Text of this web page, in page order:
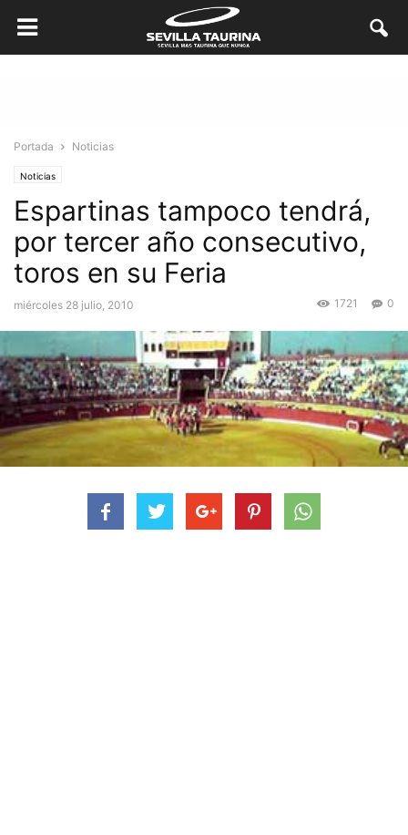
Portada Noticias
Noticias
Espartinas tampoco tendrá,
por tercer año consecutivo,
toros en su Feria
miércoles 28 julio, 2010 0
1721